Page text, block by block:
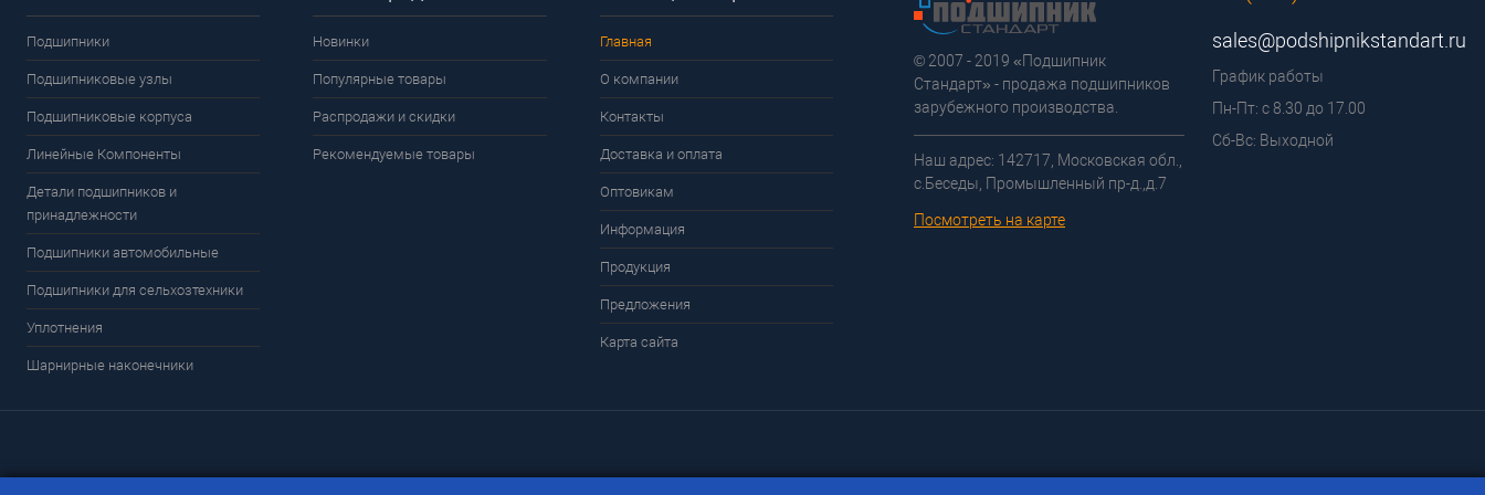
Подшипники
Подшипниковые узлы
Подшипниковые корпуса
Линейные Компоненты
Детали подшипников и
принадлежности
Подшипники автомобильные
Подшипники для сельхозтехники
Уплотнения
Шарнирные наконечники
Новинки
Популярные товары
Распродажи и скидки
Рекомендуемые товары
Главная
О компании
Контакты
Доставка и оплата
Оптовикам
Информация
Продукция
Предложения
Карта сайта
© 2007 - 2019 «Подшипник
Стандарт» - продажа подшипников
зарубежного производства.
Наш адрес: 142717, Московская обл.,
с.Беседы, Промышленный пр-д.,д.7
Посмотреть на карте
sales@podshipnikstandart.ru
График работы
Пн-Пт: с 8.30 до 17.00
Сб-Вс: Выходной